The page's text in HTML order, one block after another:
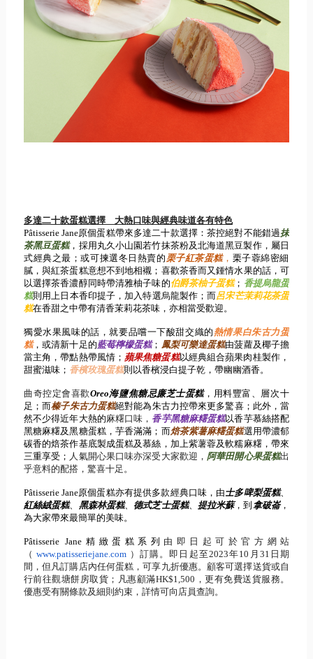
多達二十款蛋糕選擇 大熱口味與經典味道各有特色
Pâtisserie Jane原個蛋糕帶來多達二十款選擇：茶控絕對不能錯過抹
茶黑豆蛋糕，採用丸久小山園若竹抹茶粉及北海道黑豆製作， 屬日
式經典之最；或可揀選冬日熱賣的栗子紅茶蛋糕， 栗子蓉綿密細
膩，與紅茶蛋糕意想不到地相襯；喜歡茶香而又鍾情水果的話， 可
以選擇茶香濃醇同時帶清雅柚子味的伯爵茶柚子蛋糕； 香提烏龍蛋
糕則用上日本香印提子，加入特選烏龍製作；而呂宋芒茉莉花茶蛋
糕在香甜之中帶有清香茉莉花茶味，亦相當受歡迎。
獨愛水果風味的話，就要品嚐一下酸甜交織的 熱情果白朱古力蛋
糕，或清新十足的藍莓檸檬蛋糕； 鳳梨可樂達蛋糕由菠蘿及椰子擔
當主角 ，帶點熱帶風情； 蘋果焦糖蛋糕以經典組合蘋果肉桂製作，
甜蜜滋味； 香檳玫瑰蛋糕則以香檳浸白提子乾，帶幽幽酒香。
曲奇控定會喜歡Oreo海鹽焦糖忌廉芝士蛋糕，用料豐富、 層次十
足；而榛子朱古力蛋糕絕對能為朱古力控帶來更多驚喜； 此外，當
然不少得近年大熱的麻糬口味， 香芋黑糖麻糬蛋糕以香芋慕絲搭配
黑糖麻糬及黑糖蛋糕，芋香滿滿；而焙茶紫薯麻糬蛋糕選用帶濃郁
碳香的焙茶作基底製成蛋糕及慕絲，加上紫薯蓉及軟糯麻糬， 帶來
三重享受； 人氣開心果口味亦深受大家歡迎，阿華田開心果蛋糕出
乎意料的配搭，驚喜十足。
Pâtisserie Jane原個蛋糕亦有提供多款經典口味，由士多啤梨蛋糕、
紅絲絨蛋糕、 黑森林蛋糕、德式芝士蛋糕、 提拉米蘇，到 拿破崙，
為大家帶來最簡單的美味。
Pâtisserie Jane 精緻蛋糕系列 由即日起可於官方網站
（ www.patisseriejane.com ）訂購。即日起至2023年10 月 31 日期
間，但凡訂購店內任何蛋糕，可享九折優惠。顧客可選擇送貨或自
行前往觀塘餅房取貨；凡惠顧滿HK$1,500 ，更有免費送貨服務。
優惠受有關條款及細則約束， 詳情可向店員查詢。